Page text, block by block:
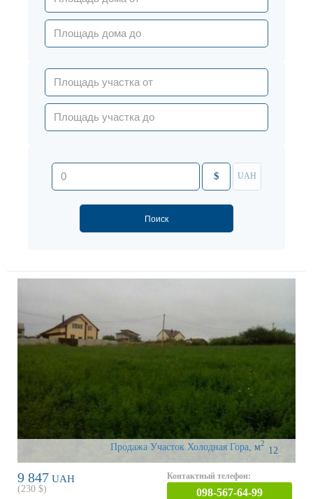
$ UAH
Продажа Участок Холодная Гора 12
м2
9 847 UAH
(230 $)
Контактный телефон:
098-567-64-99